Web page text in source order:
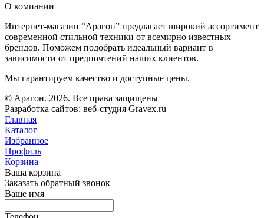
О компании
Интернет-магазин “Арагон” предлагает широкий ассортимент
современной стильной техники от всемирно известных
брендов. Поможем подобрать идеальный вариант в
зависимости от предпочтений наших клиентов.
Мы гарантируем качество и доступные цены.
© Арагон. 2026. Все права защищены
Разработка сайтов: веб-студия Gravex.ru
Главная
Каталог
Избранное
Профиль
Корзина
Ваша корзина
Заказать обратный звонок
Ваше имя